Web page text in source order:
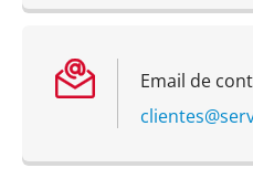
Email de